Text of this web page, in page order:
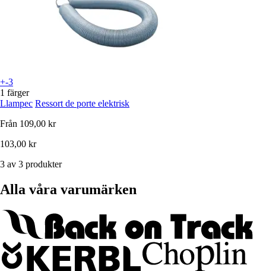
+-3
1 färger
Llampec Ressort de porte elektrisk
Från 109,00 kr
103,00 kr
3 av 3 produkter
Alla våra varumärken